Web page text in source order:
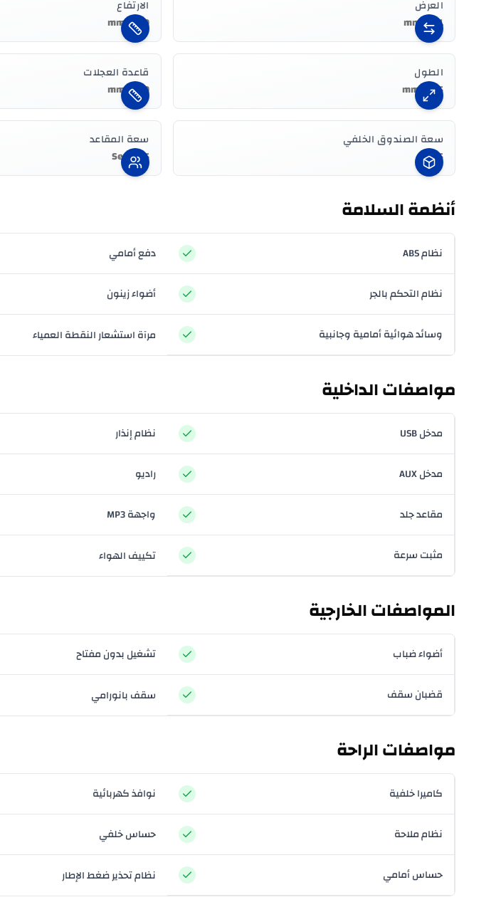
العرض
1911 mm
الارتفاع
1690 mm
الطول
4715 mm
قاعدة العجلات
2760 mm
سعة الصندوق الخلفي
545 L
سعة المقاعد
5 Seater
أنظمة السلامة
نظام ABS دفع أمامي
نظام التحكم بالجر أضواء زينون
وسائد هوائية أمامية وجانبية مرآة استشعار النقطة العمياء
مواصفات الداخلية
مدخل USB نظام إنذار
مدخل AUX راديو
مقاعد جلد واجهة MP3
مثبت سرعة تكييف الهواء
المواصفات الخارجية
أضواء ضباب تشغيل بدون مفتاح
قضبان سقف سقف بانورامي
مواصفات الراحة
كاميرا خلفية نوافذ كهربائية
نظام ملاحة حساس خلفي
حساس أمامي نظام تحذير ضغط الإطار